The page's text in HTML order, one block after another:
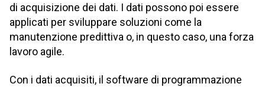
di acquisizione dei dati. I dati possono poi essere
applicati per sviluppare soluzioni come la
manutenzione predittiva o, in questo caso, una forza
lavoro agile.
Con i dati acquisiti, il software di programmazione